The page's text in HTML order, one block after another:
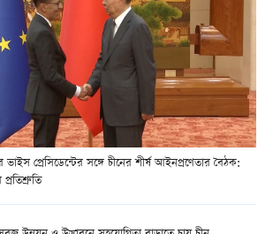
ভাইস প্রেসিডেন্টের সঙ্গে চীনের শীর্ষ আইনপ্রণেতার বৈঠক: